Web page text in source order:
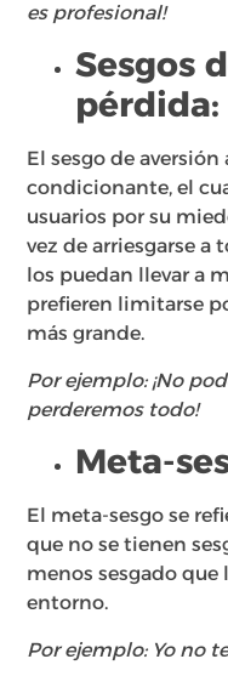
es profesional!​
Sesgos
pérdida:
El sesgo de
condicionante, el
usuarios por su
vez de arriesgarse a
los puedan llevar a
prefieren limitarse
más grande.
Por ejemplo: ¡No
perderemos todo!
Meta-
El meta-sesgo se
que no se tienen
menos sesgado que
entorno.
Por ejemplo: Yo no